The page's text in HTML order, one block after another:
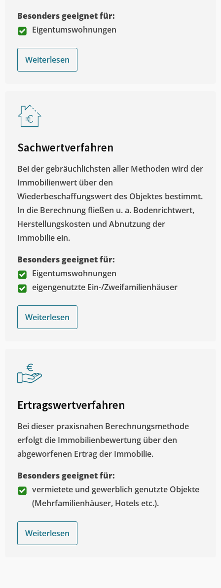
Besonders geeignet für:
Eigentumswohnungen
Weiterlesen
Sachwertverfahren
Bei der gebräuchlichsten aller Methoden wird der
Immobilienwert über den
Wiederbeschaffungswert des Objektes bestimmt.
In die Berechnung fließen u. a. Bodenrichtwert,
Herstellungskosten und Abnutzung der
Immobilie ein.
Besonders geeignet für:
Eigentumswohnungen
eigengenutzte Ein-/Zweifamilienhäuser
Weiterlesen
Ertragswertverfahren
Bei dieser praxisnahen Berechnungsmethode
erfolgt die Immobilienbewertung über den
abgeworfenen Ertrag der Immobilie.
Besonders geeignet für:
vermietete und gewerblich genutzte Objekte
(Mehrfamilienhäuser, Hotels etc.).
Weiterlesen